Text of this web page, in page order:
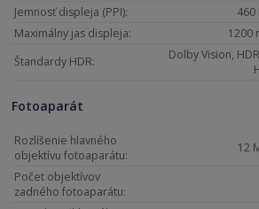
Jemnosť displeja (PPI):
460
Maximálny jas displeja:
1200
Štandardy HDR:
Dolby Vision,
Fotoaparát
Rozlíšenie hlavného
objektívu fotoaparátu:
12
Počet objektívov
zadného fotoaparátu: